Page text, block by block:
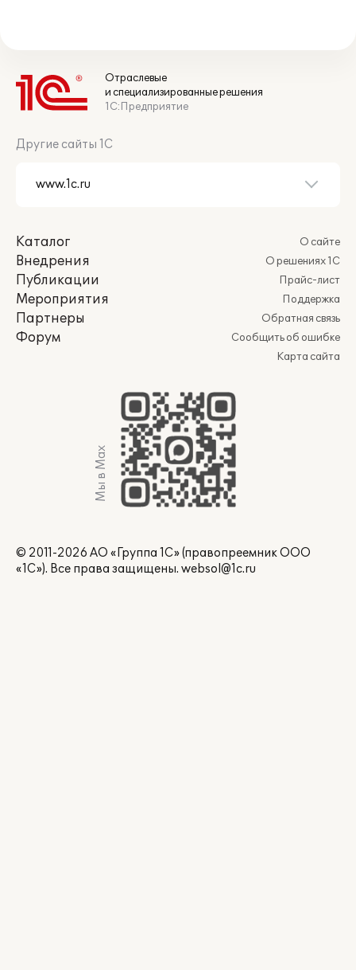
Отраслевые
и специализированные решения
1С:Предприятие
Другие сайты 1С
Каталог
Внедрения
Публикации
Мероприятия
Партнеры
Форум
О сайте
О решениях 1С
Прайс-лист
Поддержка
Обратная связь
Сообщить об ошибке
Карта сайта
Мы в Max
© 2011-2026 АО «Группа 1С» (правопреемник ООО
«1С»). Все права защищены. websol@1c.ru